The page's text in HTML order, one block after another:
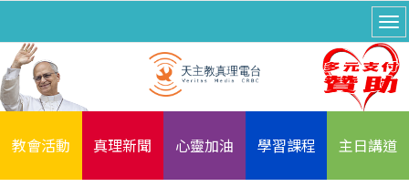
教會活動 真理新聞 心靈加油 學習課程 主日講道